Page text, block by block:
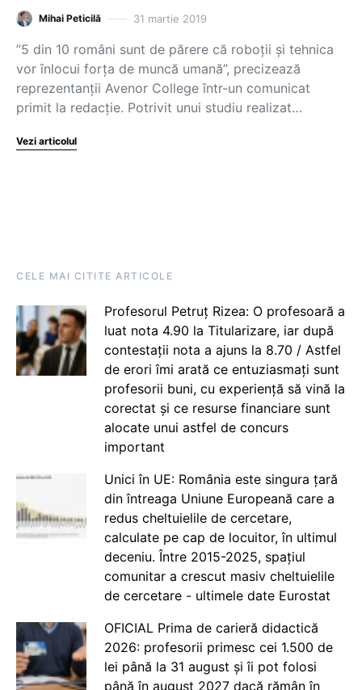
Mihai Peticilă 31 martie 2019
”5 din 10 români sunt de părere că roboții și tehnica
vor înlocui forța de muncă umană”, precizează
reprezentanții Avenor College într-un comunicat
primit la redacție. Potrivit unui studiu realizat…
Vezi articolul
CELE MAI CITITE ARTICOLE
Profesorul Petruț Rizea: O profesoară a
luat nota 4.90 la Titularizare, iar după
contestații nota a ajuns la 8.70 / Astfel
de erori îmi arată ce entuziasmați sunt
profesorii buni, cu experiență să vină la
corectat și ce resurse financiare sunt
alocate unui astfel de concurs
important
Unici în UE: România este singura țară
din întreaga Uniune Europeană care a
redus cheltuielile de cercetare,
calculate pe cap de locuitor, în ultimul
deceniu. Între 2015-2025, spațiul
comunitar a crescut masiv cheltuielile
de cercetare - ultimele date Eurostat
OFICIAL Prima de carieră didactică
2026: profesorii primesc cei 1.500 de
lei până la 31 august și îi pot folosi
până în august 2027 dacă rămân în